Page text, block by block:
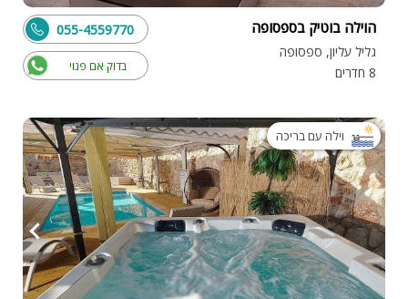
הוילה בוטיק בספסופה
גליל עליון, ספסופה
8 חדרים
בדוק אם פנוי
055-4559770
וילה עם בריכה